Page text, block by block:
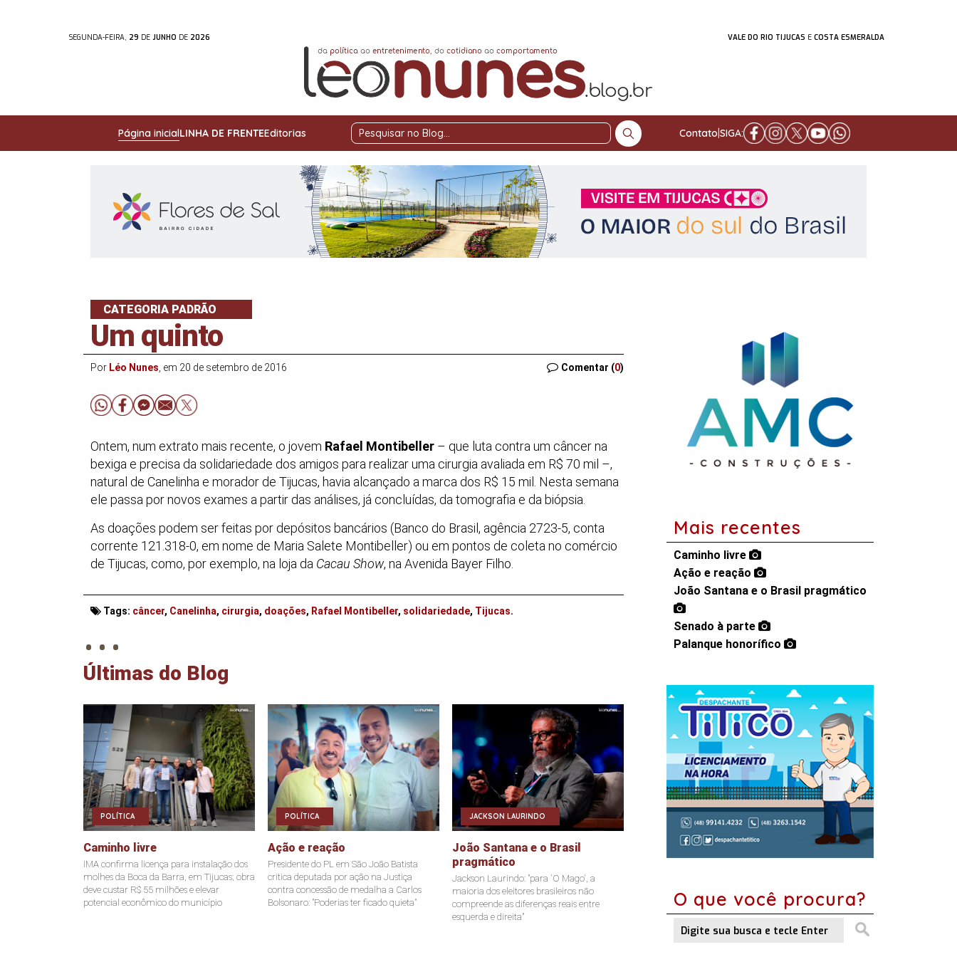
SEGUNDA-FEIRA, 29 DE JUNHO DE 2026 VALE DO RIO TIJUCAS E COSTA ESMERALDA
Página inicialLINHA DE FRENTEEditorias
Pesquisar
Blog
Contato SIGA:
CATEGORIA PADRÃO
Um quinto
Por Léo Nunes , em 20 de setembro de 2016 Comentar (0)
Ontem, num extrato mais recente, o jovem Rafael Montibeller – que luta contra um câncer na
bexiga e precisa da solidariedade dos amigos para realizar uma cirurgia avaliada em R$ 70 mil –,
natural de Canelinha e morador de Tijucas, havia alcançado a marca dos R$ 15 mil. Nesta semana
ele passa por novos exames a partir das análises, já concluídas, da tomografia e da biópsia.
As doações podem ser feitas por depósitos bancários (Banco do Brasil, agência 2723-5, conta
corrente 121.318-0, em nome de Maria Salete Montibeller) ou em pontos de coleta no comércio
de Tijucas, como, por exemplo, na loja da Cacau Show, na Avenida Bayer Filho.
Tags: câncer, Canelinha, cirurgia, doações, Rafael Montibeller, solidariedade, Tijucas.
. . .
Últimas do Blog
POLÍTICA
Caminho livre
IMA confirma licença para instalação dos
molhes da Boca da Barra, em Tijucas; obra
deve custar R$ 55 milhões e elevar
potencial econômico do município
POLÍTICA
Ação e reação
Presidente do PL em São João Batista
critica deputada por ação na Justiça
contra concessão de medalha a Carlos
Bolsonaro: "Poderias ter ficado quieta"
JACKSON LAURINDO
João Santana e o Brasil
pragmático
Jackson Laurindo: "para 'O Mago', a
maioria dos eleitores brasileiros não
compreende as diferenças reais entre
esquerda e direita"
Mais recentes
Caminho livre
Ação e reação
João Santana e o Brasil pragmático
Senado à parte
Palanque honorífico
O que você procura?